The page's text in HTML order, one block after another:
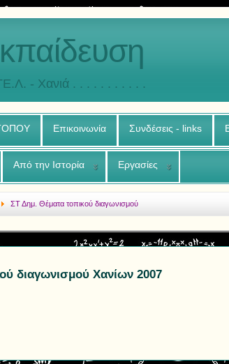
- Χανιά . . . . . . . . . . .
Επικοινωνία Συνδέσεις - links
Από την Ιστορία Εργασίες
ΣΤ Δημ. Θέματα τοπικού διαγωνισμού
διαγωνισμού Χανίων 2007